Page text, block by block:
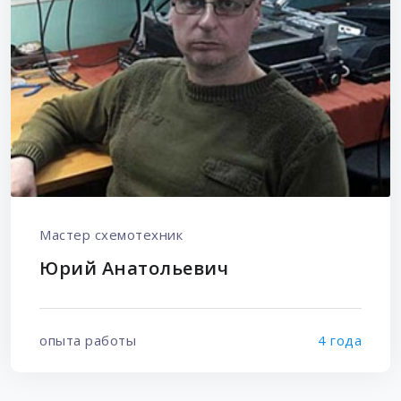
Мастер схемотехник
Юрий Анатольевич
опыта работы 4 года